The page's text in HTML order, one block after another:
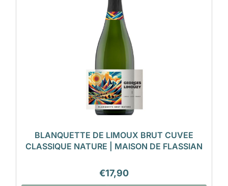
BLANQUETTE DE LIMOUX BRUT CUVEE
CLASSIQUE NATURE | MAISON DE FLASSIAN
€17,90